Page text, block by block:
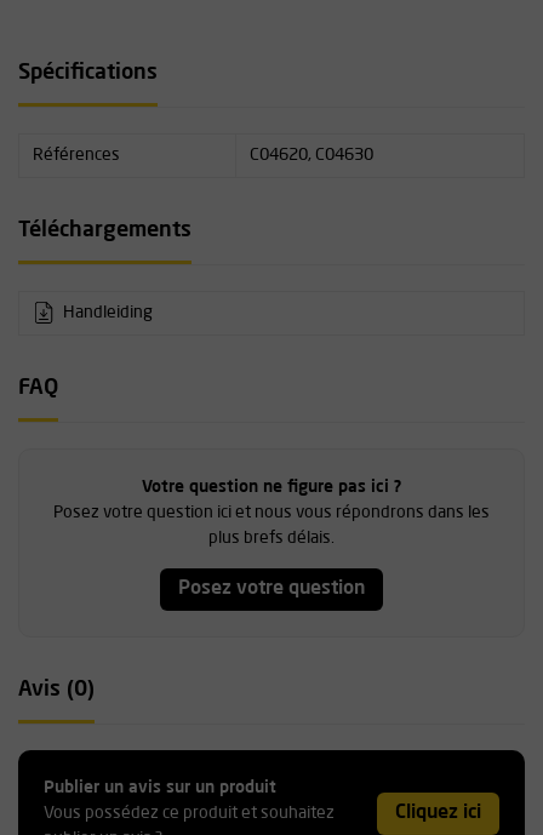
Spécifications
Références C04620, C04630
Téléchargements
Handleiding
FAQ
Votre question ne figure pas ici ?
Posez votre question ici et nous vous répondrons dans les
plus brefs délais.
Posez votre question
Avis (0)
Publier un avis sur un produit
Vous possédez ce produit et souhaitez
Cliquez ici